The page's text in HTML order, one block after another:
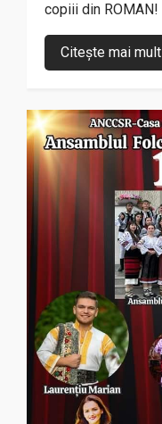
copiii din ROMAN!
Citește mai mult